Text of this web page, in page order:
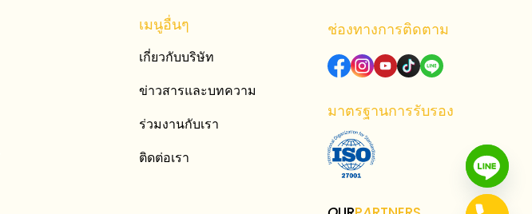
เมนูอื่นๆ
เกี่ยวกับบริษัท
ข่าวสารและบทความ
ร่วมงานกับเรา
ติดต่อเรา
ช่องทางการติดตาม
มาตรฐานการรับรอง